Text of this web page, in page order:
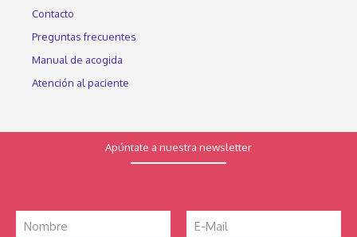
Contacto
Preguntas frecuentes
Manual de acogida
Atención al paciente
Apúntate a nuestra newsletter